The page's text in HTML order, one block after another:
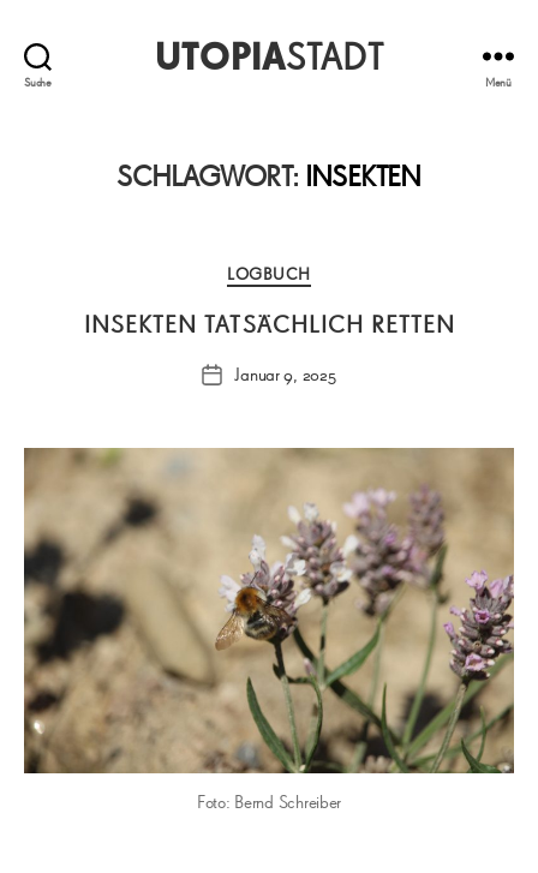
Suche
UTOPIASTADT
Menü
SCHLAGWORT: INSEKTEN
Kategorien
LOGBUCH
INSEKTEN TATSÄCHLICH RETTEN
Veröffentlichungsdatum
Januar 9, 2025
Foto: Bernd Schreiber